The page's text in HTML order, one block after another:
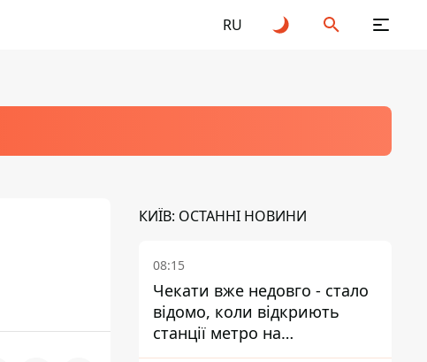
RU
КИЇВ: ОСТАННІ НОВИНИ
08:15
Чекати вже недовго - стало
відомо, коли відкриють
станції метро на
Виноградарі